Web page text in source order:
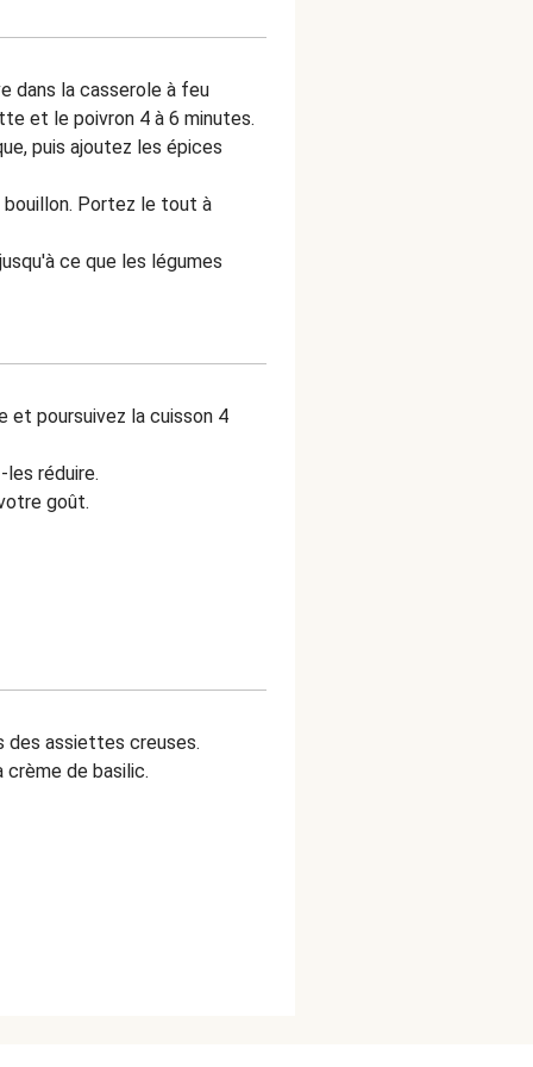
dans la casserole à feu
et le poivron 4 à 6 minutes.
puis ajoutez les épices
Portez le tout à
ce que les légumes
et poursuivez la cuisson 4
les réduire.
goût.
des assiettes creuses.
crème de basilic.